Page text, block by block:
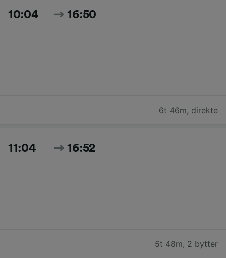
10:04 16:50
6t 46m, direkte
11:04 16:52
5t 48m, 2 bytter